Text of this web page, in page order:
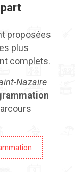
proposées
plus
complets.
Nazaire